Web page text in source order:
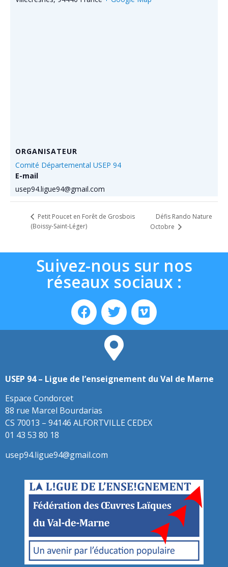
ORGANISATEUR
Comité Départemental USEP 94
E-mail
usep94.ligue94@gmail.com
Petit Poucet en Forêt de Grosbois
(Boissy-Saint-Léger)
Défis Rando Nature
Octobre
Suivez-nous sur nos
réseaux sociaux :
USEP 94 – Ligue de l’enseignement du Val de Marne
Espace Condorcet
88 rue Marcel Bourdarias
CS 70013 – 94146 ALFORTVILLE CEDEX
01 43 53 80 18
usep94.ligue94@gmail.com